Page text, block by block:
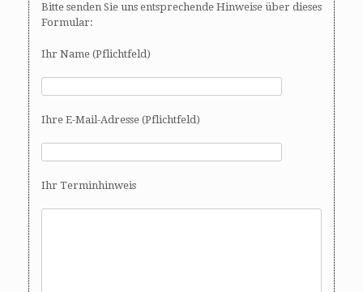
Bitte senden Sie uns entsprechende Hinweise über dieses
Formular:
Ihr Name (Pflichtfeld)
Ihre E-Mail-Adresse (Pflichtfeld)
Ihr Terminhinweis